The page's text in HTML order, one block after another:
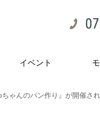
イベント
ゃんのパン作り』が開催さ